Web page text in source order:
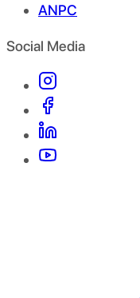
ANPC
Social Media